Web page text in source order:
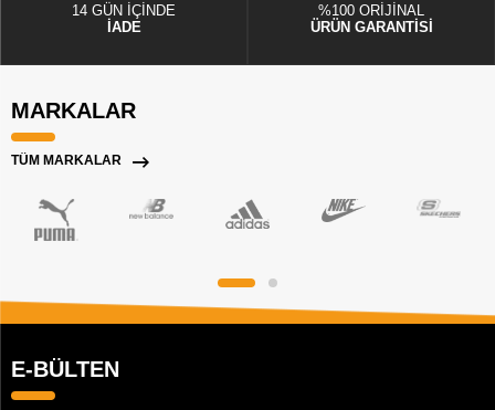
14 GÜN İÇİNDE
İADE
%100 ORİJİNAL
ÜRÜN GARANTİSİ
MARKALAR
TÜM MARKALAR
E-BÜLTEN